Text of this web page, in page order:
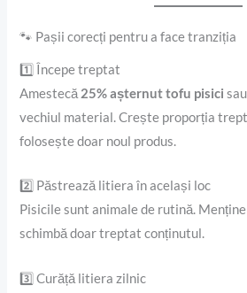
🐾 Pașii corecți pentru a face tranziția
1️⃣ Începe treptat
Amestecă 25% așternut tofu pisici
vechiul material. Crește proporția
folosește doar noul produs.
2️⃣ Păstrează litiera în același loc
Pisicile sunt animale de rutină.
schimbă doar treptat conținutul.
3️⃣ Curăță litiera zilnic